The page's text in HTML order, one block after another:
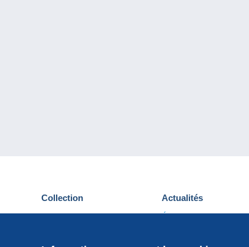
Collection
Cartes postales
Actualités
Événements Delcampe